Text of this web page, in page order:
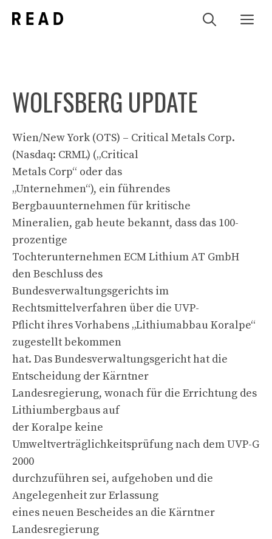
Inhalt
WOLFSBERG UPDATE
Wien/New York (OTS) – Critical Metals Corp.
(Nasdaq: CRML) („Critical
Metals Corp“ oder das
„Unternehmen“), ein führendes
Bergbauunternehmen für kritische
Mineralien, gab heute bekannt, dass das 100-
prozentige
Tochterunternehmen ECM Lithium AT GmbH
den Beschluss des
Bundesverwaltungsgerichts im
Rechtsmittelverfahren über die UVP-
Pflicht ihres Vorhabens „Lithiumabbau Koralpe“
zugestellt bekommen
hat. Das Bundesverwaltungsgericht hat die
Entscheidung der Kärntner
Landesregierung, wonach für die Errichtung des
Lithiumbergbaus auf
der Koralpe keine
Umweltverträglichkeitsprüfung nach dem UVP-G
2000
durchzuführen sei, aufgehoben und die
Angelegenheit zur Erlassung
eines neuen Bescheides an die Kärntner
Landesregierung